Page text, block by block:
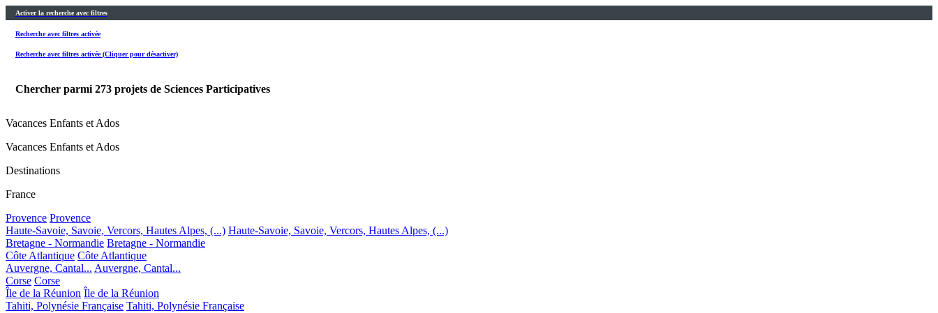
Activer la recherche avec filtres
Recherche avec filtres activée
Recherche avec filtres activée (Cliquer pour désactiver)
Chercher parmi 273 projets de Sciences Participatives
Vacances Enfants et Ados
Vacances Enfants et Ados
Destinations
France
Provence Provence
Haute-Savoie, Savoie, Vercors, Hautes Alpes, (...) Haute-Savoie, Savoie, Vercors, Hautes Alpes, (...)
Bretagne - Normandie Bretagne - Normandie
Côte Atlantique Côte Atlantique
Auvergne, Cantal... Auvergne, Cantal...
Corse Corse
Île de la Réunion Île de la Réunion
Tahiti, Polynésie Française Tahiti, Polynésie Française